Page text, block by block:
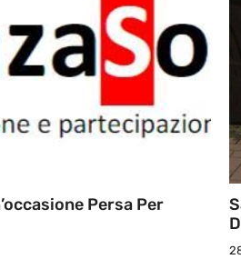
Persa Per